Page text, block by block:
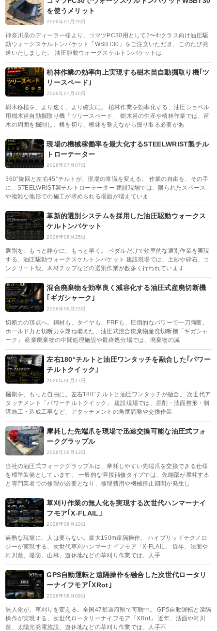
を使うメリット
2026年07月29日
神奈川県のディーラー様より、コマツPC30用として2〜4tクラス向け油圧駆
動ウォークスケルトンバケット「WSBT30」をご注文いただき、このたび発
送いたしました。 油圧駆動ウォークスケルトンバケットは
植林作業の効率向上実現する樹木苗自動掘取り機｢ツ
リースペード｣
2026年07月16日
樹木移植を、より速く、より確実に。 植林作業を効率化する、油圧ショベル
用樹木苗自動掘取り機「ツリースペード」 樹木苗の生産や植林作業では、苗
木の周囲を掘削し、根を切り、根鉢を整えながら掘り取る必要があ
現場の機械稼働率を最大化するSTEELWRIST製チル
トローテーター
2026年07月07日
360°旋回と左右45°チルトが、現場の常識を変える。 作業の自由を、その手
に、STEELWRIST製チルトローテーター 建設現場では、限られたスペース
や複雑な地形での施工が求められる場面が増えていま
革新的選別システムを採用した油圧駆動ウォークス
ケルトンバケット
2026年06月25日
選別を、もっと静かに、もっと早く。 ペダルだけで効率的な選別作業を実現
する、油圧駆動ウォークスケルトンバケット 建設現場では、土砂や砕石、コ
ンクリート殻、木材チップなどの選別作業が数多く行われています
混合廃棄物を効率良く減容化する油圧式産廃切断機
｢ギガシャーク｣
2026年06月23日
切断力の頂点へ。鋼材も、タイヤも、FRPも、圧倒的なパワーで一刀両断。
ホールド力と切断力を兼ね備えた、油圧式混合廃棄物産廃切断機「ギガシャ
ーク」 産業廃棄物の中間処理施設や最終処分場では、廃棄物の減
左右180°チルトと油圧ワンタッチを融合した｢パワー
チルトクイック｣
2026年06月17日
掘削を、もっと自由に。左右180°チルトと油圧ワンタッチが融合。 次世代ア
タッチメント「パワーチルトクイック」 建設現場では、掘削・法面整形・側
溝施工・造成工事など、アタッチメントの角度調整や交換作業
摩耗した先端爪を現場で迅速交換可能な油圧式フォ
ークグラップル
2026年06月13日
当社の油圧式フォークグラップルは、摩耗しやすい先端爪を交換できる仕様
を標準装備としています。 一般的な溶接補修タイプでは、先端部が摩耗する
と専門業者での修理が必要となり、修理費用や機械停止期間が発生し
草刈り作業の無人化を実現する次世代ハンマーナイ
フモア｢X-FLAIL｣
2026年06月10日
過酷な現場に、人は要らない。最大150m遠隔操作。 ハイブリッドテクノロ
ジーが実現する、次世代草刈ハンマーナイフモア「X-FLAIL」 近年、法面や
河川敷、堤防、山林、遊休地などの草刈り作業では、人手
GPS自動運転と遠隔操作を融合した次世代ロータリ
ーナイフモア｢XRot｣
2026年06月09日
無人化が、草刈りを変える。全国47都道府県で可動中。 GPS自動運転と遠隔
操作が実現する、次世代ロータリーナイフモア「XRot」 近年、法面や河川
敷、太陽光発電施設、遊休地などの草刈り作業では、人手不